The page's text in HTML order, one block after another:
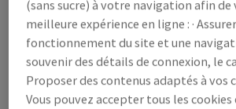
/ 1 000 feuille(s)
(150 kg )
EN STOCK
paquet(s)
(sans sucre) à votre navigation afin
meilleure expérience en ligne : ·
fonctionnement du site et une
souvenir des détails de connexion, le
Proposer des contenus adaptés à vos
Vous pouvez accepter tous les cookies